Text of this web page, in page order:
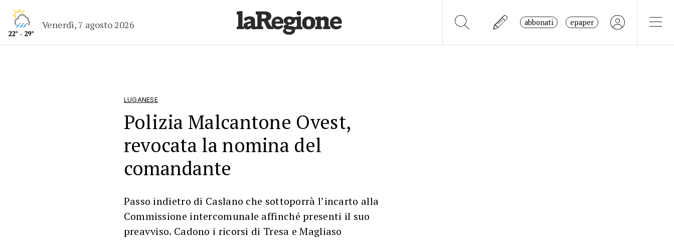
22° - 29°
Venerdì, 7 agosto 2026 abbonati epaper
LUGANESE
Polizia Malcantone Ovest,
revocata la nomina del
comandante
Passo indietro di Caslano che sottoporrà l’incarto alla
Commissione intercomunale affinché presenti il suo
preavviso. Cadono i ricorsi di Tresa e Magliaso